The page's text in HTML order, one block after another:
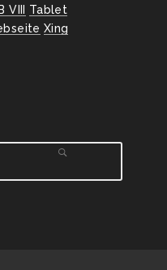
Tablet
Xing